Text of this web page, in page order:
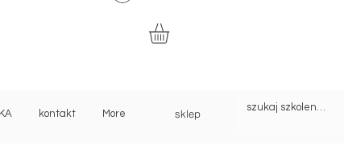
kontakt More sklep